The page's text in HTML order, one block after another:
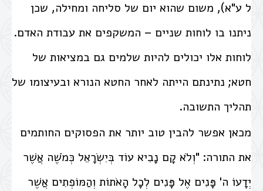
ל ע"א), משום שהוא יום של סליחה ומחילה, שכן
ניתנו בו לוחות שניים – המשקפים את עבודת האדם.
לוחות אלו יכולים להיות שלמים גם במציאות של
חטא; נתינתם הייתה לאחר החטא הנורא ובעיצומו של
תהליך התשובה.
מכאן אפשר להבין טוב יותר את הפסוקים החותמים
את התורה: "וְלֹא קָם נָבִיא עוֹד בְּיִשְׂרָאֵל כְּמֹשֶׁה אֲשֶׁר
יְדָעוֹ ה' פָּנִים אֶל פָּנִים לְכָל הָאֹתוֹת וְהַמּוֹפְתִים אֲשֶׁר